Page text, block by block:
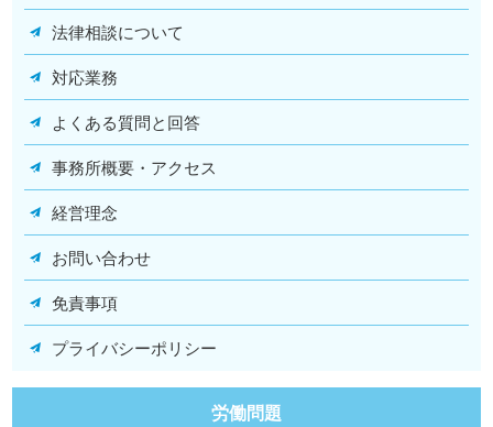
法律相談について
対応業務
よくある質問と回答
事務所概要・アクセス
経営理念
お問い合わせ
免責事項
プライバシーポリシー
労働問題